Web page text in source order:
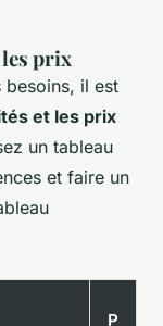
prix
il est
et les prix
un tableau
et faire un
P